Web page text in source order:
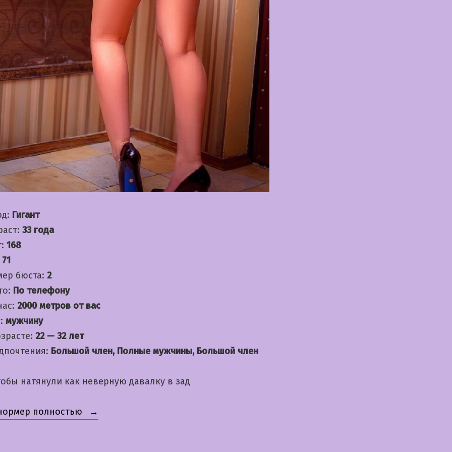
Гигант
33 года
168
71
бюста: 2
По телефону
2000 метров от вас
мужчину
22 — 32 лет
Большой член, Полные мужчины, Большой член
натянули как неверную давалку в зад
полностью «Юленька»